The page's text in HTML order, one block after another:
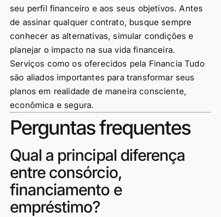
seu perfil financeiro e aos seus objetivos. Antes
de assinar qualquer contrato, busque sempre
conhecer as alternativas, simular condições e
planejar o impacto na sua vida financeira.
Serviços como os oferecidos pela Financia Tudo
são aliados importantes para transformar seus
planos em realidade de maneira consciente,
econômica e segura.
Perguntas frequentes
Qual a principal diferença
entre consórcio,
financiamento e
empréstimo?